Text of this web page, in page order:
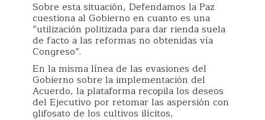
Sobre esta situación, Defendamos la Paz
cuestiona al Gobierno en cuanto es una
“utilización politizada para dar rienda suela
de facto a las reformas no obtenidas vía
Congreso”.
En la misma línea de las evasiones del
Gobierno sobre la implementación del
Acuerdo, la plataforma recopila los deseos
del Ejecutivo por retomar las aspersión con
glifosato de los cultivos ilícitos,